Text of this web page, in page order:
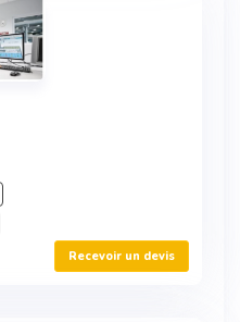
Recevoir un devis